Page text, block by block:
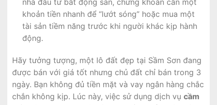
khoản tiền nhanh để “lướt sóng” hoặc mua một
tài sản tiềm năng trước khi người khác kịp hành
động.
Hãy tưởng tượng, một lô đất đẹp tại Sầm Sơn đang
được bán với giá tốt nhưng chủ đất chỉ bán trong 3
ngày. Bạn không đủ tiền mặt và vay ngân hàng chắc
chắn không kịp. Lúc này, việc sử dụng dịch vụ cầm